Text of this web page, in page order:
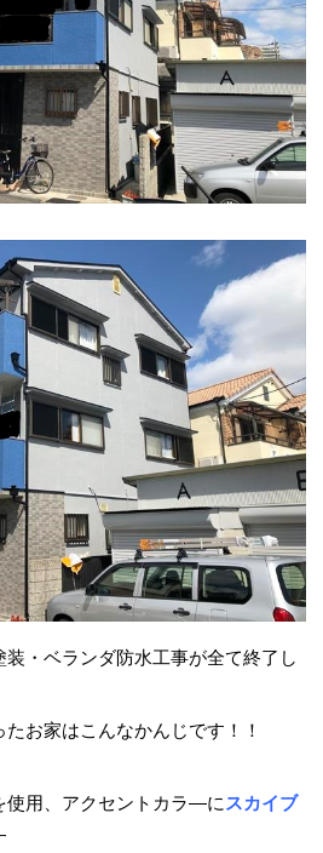
・ベランダ防水工事が全て終了し
お家はこんなかんじです！！
使用、アクセントカラ―に スカイブ